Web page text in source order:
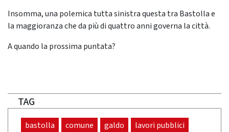
Insomma, una polemica tutta sinistra questa tra Bastolla e
la maggioranza che da più di quattro anni governa la città.
A quando la prossima puntata?
TAG
bastolla comune galdo lavori pubblici